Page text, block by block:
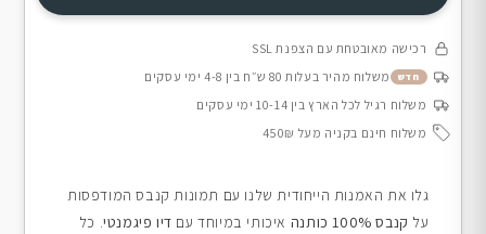
רכישה מאובטחת עם הצפנת SSL
חדש
משלוח מהיר בעלות 80 ש״ח בין 4-8 ימי עסקים
משלוח רגיל לכל הארץ בין 10-14 ימי עסקים
משלוח חינם בקניה מעל 450₪
גלו את האמנות הייחודית שלנו עם תמונות קנבס המודפסות
על קנבס 100% כותנה איכותי במיוחד עם דיו פיגמנטי. כל